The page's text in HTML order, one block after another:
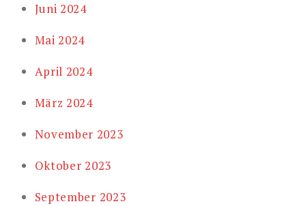
Juni 2024
Mai 2024
April 2024
März 2024
November 2023
Oktober 2023
September 2023